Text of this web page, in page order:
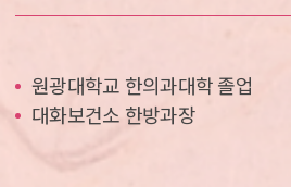
원광대학교 한의과대학 졸업
대화보건소 한방과장